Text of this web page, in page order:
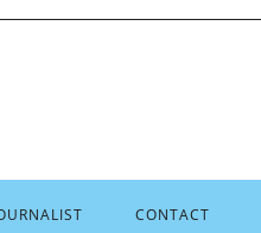
CONTACT